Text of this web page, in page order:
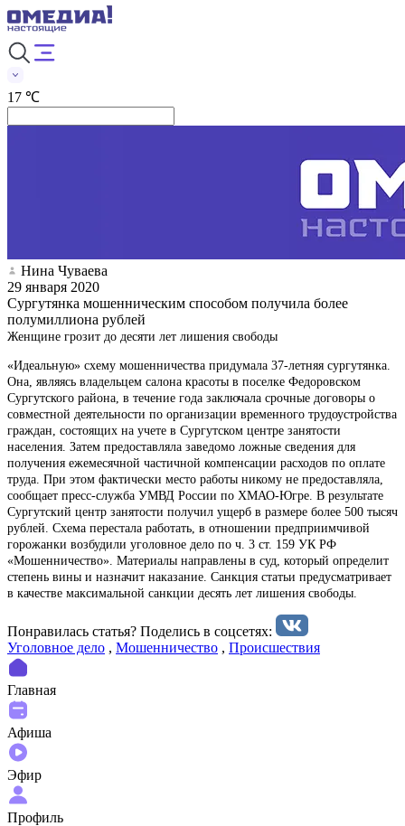
17 ℃
Нина Чуваева
29 января 2020
Сургутянка мошенническим способом получила более
полумиллиона рублей
Женщине грозит до десяти лет лишения свободы
«Идеальную» схему мошенничества придумала 37-летняя сургутянка.
Она, являясь владельцем салона красоты в поселке Федоровском
Сургутского района, в течение года заключала срочные договоры о
совместной деятельности по организации временного трудоустройства
граждан, состоящих на учете в Сургутском центре занятости
населения. Затем предоставляла заведомо ложные сведения для
получения ежемесячной частичной компенсации расходов по оплате
труда. При этом фактически место работы никому не предоставляла,
сообщает пресс-служба УМВД России по ХМАО-Югре. В результате
Сургутский центр занятости получил ущерб в размере более 500 тысяч
рублей. Схема перестала работать, в отношении предприимчивой
горожанки возбудили уголовное дело по ч. 3 ст. 159 УК РФ
«Мошенничество». Материалы направлены в суд, который определит
степень вины и назначит наказание. Санкция статьи предусматривает
в качестве максимальной санкции десять лет лишения свободы.
Понравилась статья? Поделиcь в соцсетях:
Уголовное дело , Мошенничество , Происшествия
Главная
Афиша
Эфир
Профиль